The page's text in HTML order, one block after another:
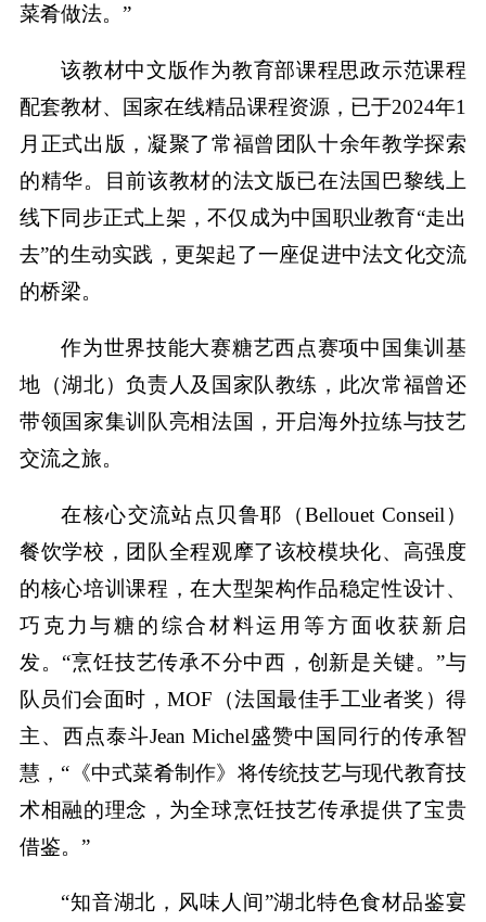
菜肴做法。”
该教材中文版作为教育部课程思政示范课程
配套教材、国家在线精品课程资源，已于2024年1
月正式出版，凝聚了常福曾团队十余年教学探索
的精华。目前该教材的法文版已在法国巴黎线上
线下同步正式上架，不仅成为中国职业教育“走出
去”的生动实践，更架起了一座促进中法文化交流
的桥梁。
作为世界技能大赛糖艺西点赛项中国集训基
地（湖北）负责人及国家队教练，此次常福曾还
带领国家集训队亮相法国，开启海外拉练与技艺
交流之旅。
在核心交流站点贝鲁耶（Bellouet Conseil）
餐饮学校，团队全程观摩了该校模块化、高强度
的核心培训课程，在大型架构作品稳定性设计、
巧克力与糖的综合材料运用等方面收获新启
发。“烹饪技艺传承不分中西，创新是关键。”与
队员们会面时，MOF（法国最佳手工业者奖）得
主、西点泰斗Jean Michel盛赞中国同行的传承智
慧，“《中式菜肴制作》将传统技艺与现代教育技
术相融的理念，为全球烹饪技艺传承提供了宝贵
借鉴。”
“知音湖北，风味人间”湖北特色食材品鉴宴